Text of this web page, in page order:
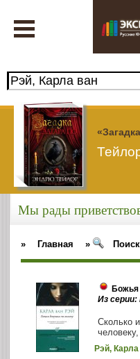
Мы рады
» Главная » Поиск
Божья
Из
Сколько
Рэй, Карла